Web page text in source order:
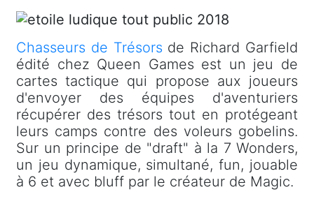
Chasseurs de Trésors de Richard Garfield
édité chez Queen Games est un jeu de
cartes tactique qui propose aux joueurs
d'envoyer des équipes d'aventuriers
récupérer des trésors tout en protégeant
leurs camps contre des voleurs gobelins.
Sur un principe de "draft" à la 7 Wonders,
un jeu dynamique, simultané, fun, jouable
à 6 et avec bluff par le créateur de Magic.